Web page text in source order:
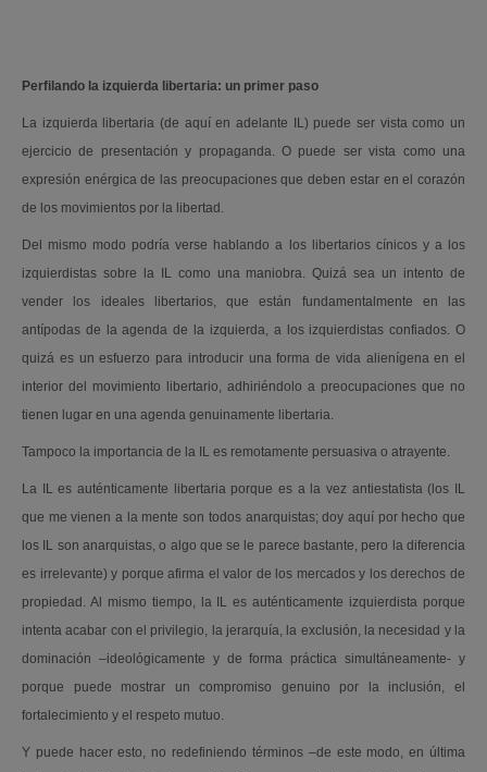
Perfilando la izquierda libertaria: un primer paso
La izquierda libertaria (de aquí en adelante IL) puede ser vista como un
ejercicio de presentación y propaganda. O puede ser vista como una
expresión enérgica de las preocupaciones que deben estar en el corazón
de los movimientos por la libertad.
Del mismo modo podría verse hablando a los libertarios cínicos y a los
izquierdistas sobre la IL como una maniobra. Quizá sea un intento de
vender los ideales libertarios, que están fundamentalmente en las
antípodas de la agenda de la izquierda, a los izquierdistas confiados. O
quizá es un esfuerzo para introducir una forma de vida alienígena en el
interior del movimiento libertario, adhiriéndolo a preocupaciones que no
tienen lugar en una agenda genuinamente libertaria.
Tampoco la importancia de la IL es remotamente persuasiva o atrayente.
La IL es auténticamente libertaria porque es a la vez antiestatista (los IL
que me vienen a la mente son todos anarquistas; doy aquí por hecho que
los IL son anarquistas, o algo que se le parece bastante, pero la diferencia
es irrelevante) y porque afirma el valor de los mercados y los derechos de
propiedad. Al mismo tiempo, la IL es auténticamente izquierdista porque
intenta acabar con el privilegio, la jerarquía, la exclusión, la necesidad y la
dominación –ideológicamente y de forma práctica simultáneamente- y
porque puede mostrar un compromiso genuino por la inclusión, el
fortalecimiento y el respeto mutuo.
Y puede hacer esto, no redefiniendo términos –de este modo, en última